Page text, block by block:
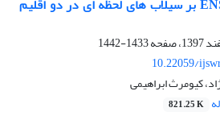
بررسی تأثیر فاز گرم ENSO بر سیلاب های لحظه ای در دو اقلیم
1433-1442
10.22059/
کیومرث ابراهیمی
821.25 K